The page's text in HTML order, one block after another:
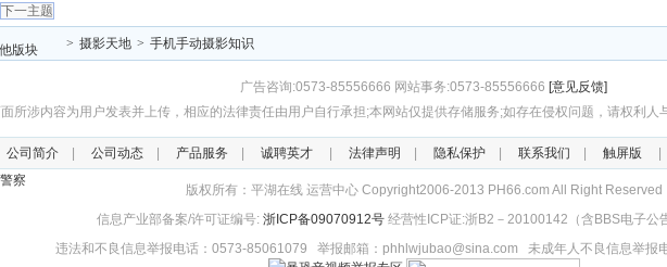
下一主题
> 摄影天地 > 手机手动摄影知识
广告咨询:0573-85556666 网站事务:0573-85556666 [意见反馈]
所涉内容为用户发表并上传，相应的法律责任由用户自行承担;本网站仅提供存储服务;如存在侵权问题，请权利
公司简介 公司动态 产品服务 诚聘英才 法律声明 隐私保护 联系我们 触屏版
版权所有：平湖在线 运营中心 Copyright2006-2013 PH66.com All Right Reserved
信息产业部备案/许可证编号: 浙ICP备09070912号 经营性ICP证:浙B2－20100142（含BBS电子公
违法和不良信息举报电话：0573-85061079 举报邮箱：phhlwjubao@sina.com 未成年人不良信息举报